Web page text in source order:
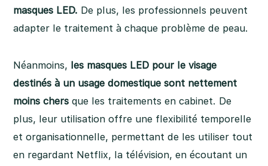
masques LED. De plus, les professionnels peuvent
adapter le traitement à chaque problème de peau.
Néanmoins, les masques LED pour le visage
destinés à un usage domestique sont nettement
moins chers que les traitements en cabinet. De
plus, leur utilisation offre une flexibilité temporelle
et organisationnelle, permettant de les utiliser tout
en regardant Netflix, la télévision, en écoutant un